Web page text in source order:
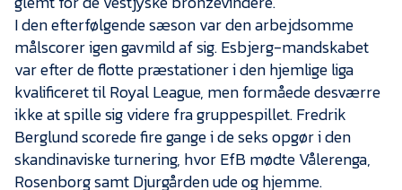
I den efterfølgende sæson var den arbejdsomme
målscorer igen gavmild af sig. Esbjerg-mandskabet
var efter de flotte præstationer i den hjemlige liga
kvalificeret til Royal League, men formåede desværre
ikke at spille sig videre fra gruppespillet. Fredrik
Berglund scorede fire gange i de seks opgør i den
skandinaviske turnering, hvor EfB mødte Vålerenga,
Rosenborg samt Djurgården ude og hjemme.